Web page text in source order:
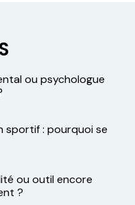
ou psychologue
sportif : pourquoi se
ou outil encore
?